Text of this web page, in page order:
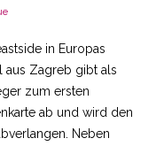
in Europas
aus Zagreb gibt als
zum ersten
ab und wird den
Neben